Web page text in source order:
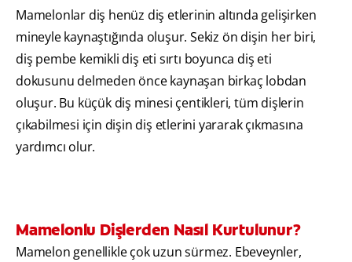
Mamelonlar diş henüz diş etlerinin altında gelişirken
mineyle kaynaştığında oluşur. Sekiz ön dişin her biri,
diş pembe kemikli diş eti sırtı boyunca diş eti
dokusunu delmeden önce kaynaşan birkaç lobdan
oluşur. Bu küçük diş minesi çentikleri, tüm dişlerin
çıkabilmesi için dişin diş etlerini yararak çıkmasına
yardımcı olur.
Mamelonlu Dişlerden Nasıl Kurtulunur?
Mamelon genellikle çok uzun sürmez. Ebeveynler,